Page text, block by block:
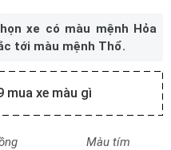
xe có màu mệnh Hỏa
tới màu mệnh Thổ.
mua xe màu gì
Màu tím